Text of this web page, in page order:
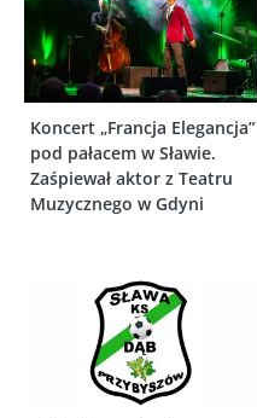
Koncert „Francja Elegancja”
pod pałacem w Sławie.
Zaśpiewał aktor z Teatru
Muzycznego w Gdyni